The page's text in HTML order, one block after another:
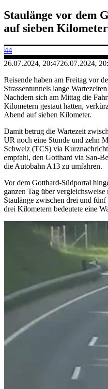
Staulänge vor dem
auf sieben
44
26.07.2024, 20:4726.07.2024,
Reisende haben am Freitag vor
Strassentunnels lange
Nachdem sich am Mittag die
Kilometern gestaut hatten,
Abend auf sieben Kilometer.
Damit betrug die Wartezeit
UR noch eine Stunde und zehn
Schweiz (TCS) via
empfahl, den Gotthard via San-
die Autobahn A13 zu umfahren.
Vor dem Gotthard-Südportal
ganzen Tag über
Staulänge zwischen drei und
drei Kilometern bedeutete eine